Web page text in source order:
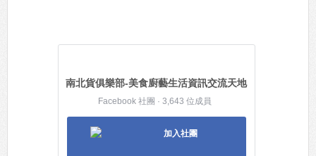
南北貨俱樂部-美食廚藝生活資訊交流天地
Facebook 社團 · 3,643 位成員
加入社團